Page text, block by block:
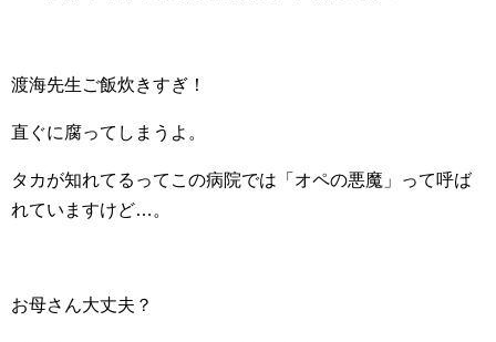
渡海先生ご飯炊きすぎ！
直ぐに腐ってしまうよ。
タカが知れてるってこの病院では「オペの悪魔」って呼ば
れていますけど…。
お母さん大丈夫？